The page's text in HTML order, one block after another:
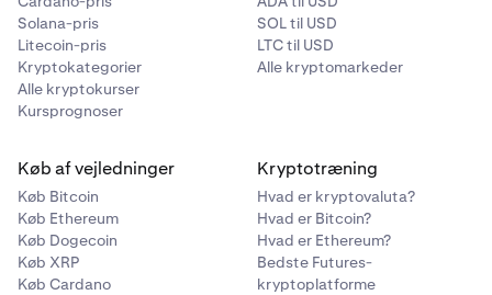
Solana-pris
Litecoin-pris
Kryptokategorier
Alle kryptokurser
Kursprognoser
SOL til USD
LTC til USD
Alle kryptomarkeder
Køb af vejledninger
Køb Bitcoin
Køb Ethereum
Køb Dogecoin
Køb XRP
Køb Cardano
Kryptotræning
Hvad er kryptovaluta?
Hvad er Bitcoin?
Hvad er Ethereum?
Bedste Futures-
kryptoplatforme